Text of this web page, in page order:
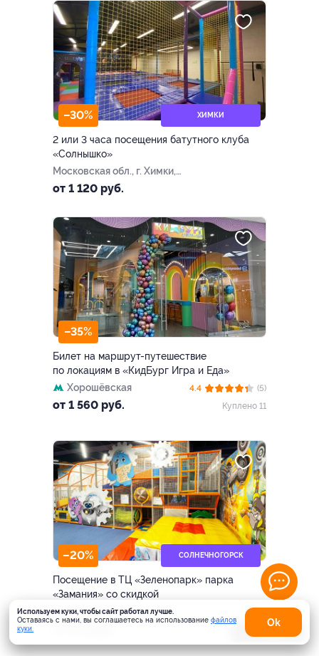
–30% ХИМКИ
2 или 3 часа посещения батутного клуба
«Солнышко»
Московская обл., г. Химки,
Транспортный пр., д. 3, стр.
от 1 120 руб.
–35%
Билет на маршрут-путешествие
по локациям в «КидБург Игра и Еда»
Хорошёвская
от 1 560 руб.
4.4
(5)
Куплено 11
–20% СОЛНЕЧНОГОРСК
Посещение в ТЦ «Зеленопарк» парка
«Замания» со скидкой
Московская обл., г.о.
Солнечногорск, раб. пос.
ТЦ «Zеленопарк», эт. 1
Куплено 31
Используем куки, чтобы сайт работал лучше.
Оставаясь с нами, вы соглашаетесь на использование файлов
куки.
Оk